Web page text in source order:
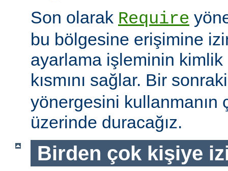
Son olarak Require
bu bölgesine erişimine
ayarlama işleminin kimlik
kısmını sağlar. Bir
yönergesini kullanmanın
üzerinde duracağız.
Birden çok kişiye